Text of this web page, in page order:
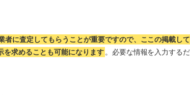
者に査定してもらうことが重要ですので、ここの掲載し
を求めることも可能になります 。必要な情報を入力する